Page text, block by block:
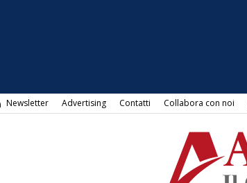
Newsletter Advertising Contatti Collabora con noi